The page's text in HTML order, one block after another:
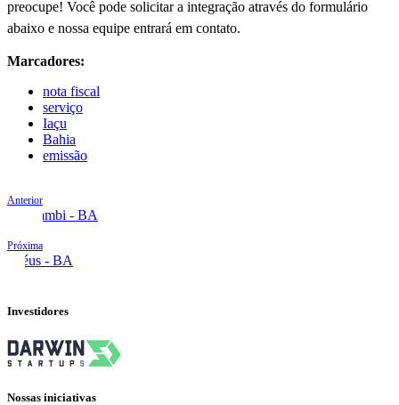
preocupe! Você pode solicitar a integração através do formulário
abaixo e nossa equipe entrará em contato.
Marcadores:
nota fiscal
serviço
Iaçu
Bahia
emissão
Anterior
Guanambi - BA
Próxima
Ilhéus - BA
Investidores
Nossas iniciativas